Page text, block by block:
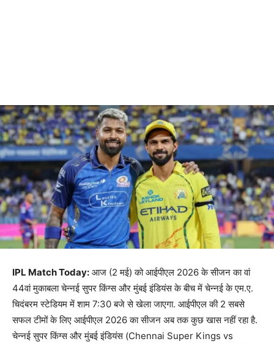
IPL Match Today: आज (2 मई) को आईपीएल 2026 के सीजन का वां
44वां मुकाबला चेन्नई सुपर किंग्स और मुंबई इंडियंस के बीच में चेन्नई के एम.ए.
चिदंबरम स्टेडियम में शाम 7:30 बजे से खेला जाएगा. आईपीएल की 2 सबसे
सफल टीमों के लिए आईपीएल 2026 का सीजन अब तक कुछ खास नहीं रहा है.
चेन्नई सुपर किंग्स और मुंबई इंडियंस (Chennai Super Kings vs